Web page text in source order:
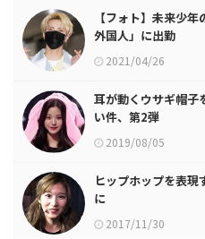
【フォト】未来少
外国人」に出勤
2021/04/26
耳が動くウサギ帽子
い件、第2弾
2019/08/05
ヒップホップを表
に
2017/11/30